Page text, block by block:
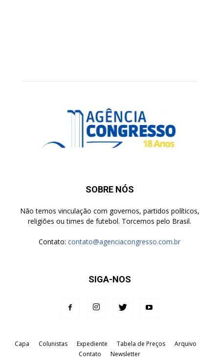
SOBRE NÓS
Não temos vinculação com governos, partidos políticos,
religiões ou times de futebol. Torcemos pelo Brasil.
Contato: contato@agenciacongresso.com.br
SIGA-NOS
Capa Colunistas Expediente Tabela de Preços
Arquivo
Contato
Newsletter